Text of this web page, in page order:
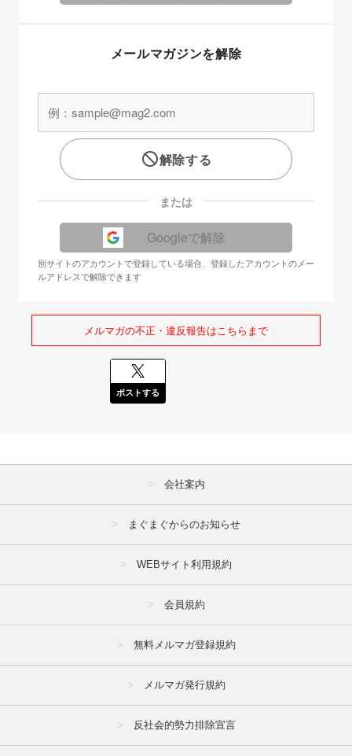
メールマガジンを解除
解除する
または
Googleで解除
別サイトのアカウントで登録している場合、登録したアカウントのメー
ルアドレスで解除できます
メルマガの不正・違反報告はこちらまで
ポストする
会社案内
まぐまぐからのお知らせ
WEBサイト利用規約
会員規約
無料メルマガ登録規約
メルマガ発行規約
反社会的勢力排除宣言